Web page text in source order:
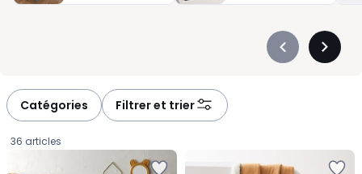
Précédent
Catégories Filtrer et trier
36 articles